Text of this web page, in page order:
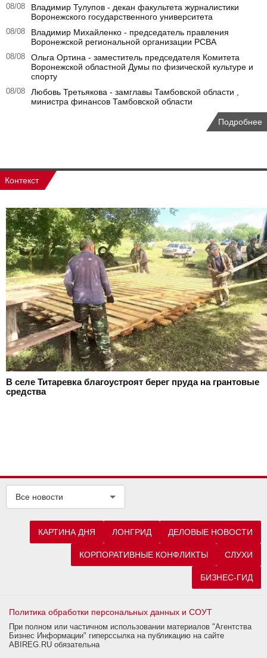
08/08
Владимир Тулупов - декан факультета журналистики
Воронежского государственного университета
08/08
Владимир Михайленко - председатель правления
Воронежской региональной организации РСВА
08/08
Ольга Ортина - заместитель председателя Комитета
Воронежской областной Думы по физической культуре и
спорту
08/08
Любовь Третьякова - замглавы Тамбовской области ,
министра финансов Тамбовской области
Подробнее
Контекст
В селе Титаревка благоустроят берег пруда на грантовые
средства
Все новости
КАРТИНА ДНЯ ЛОНГРИД ДЕЛОВЫЕ НОВОСТИ
КОРПОРАТИВНЫЕ КОНФЛИКТЫ СЛУХИ
БИЗНЕС-ГИД
Политика обработки персональных данных и СОУТ
При полном или частичном использовании материалов "Агентства
Бизнес Информации" гиперссылка на публикацию на сайте
ABIREG.RU обязательна